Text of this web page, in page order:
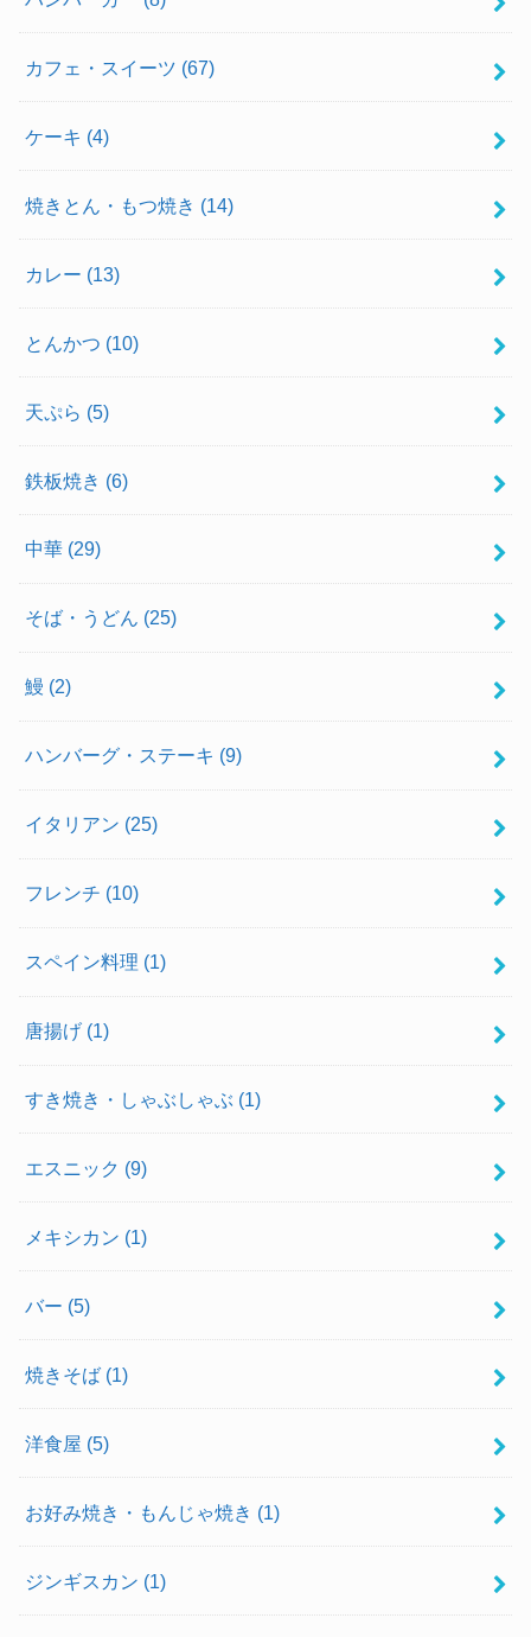
カフェ・スイーツ (67)
ケーキ (4)
焼きとん・もつ焼き (14)
カレー (13)
とんかつ (10)
天ぷら (5)
鉄板焼き (6)
中華 (29)
そば・うどん (25)
鰻 (2)
ハンバーグ・ステーキ (9)
イタリアン (25)
フレンチ (10)
スペイン料理 (1)
唐揚げ (1)
すき焼き・しゃぶしゃぶ (1)
エスニック (9)
メキシカン (1)
バー (5)
焼きそば (1)
洋食屋 (5)
お好み焼き・もんじゃ焼き (1)
ジンギスカン (1)